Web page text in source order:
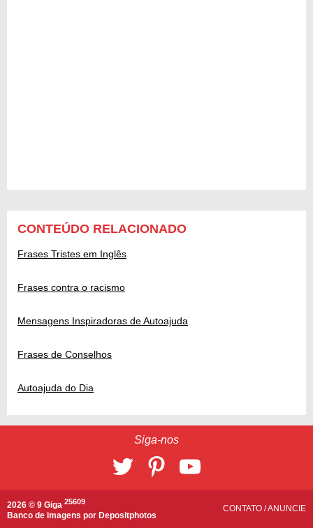
CONTEÚDO RELACIONADO
Frases Tristes em Inglês
Frases contra o racismo
Mensagens Inspiradoras de Autoajuda
Frases de Conselhos
Autoajuda do Dia
Siga-nos
2026 © 9 Giga 25609
Banco de imagens por Depositphotos
CONTATO /ANUNCIE